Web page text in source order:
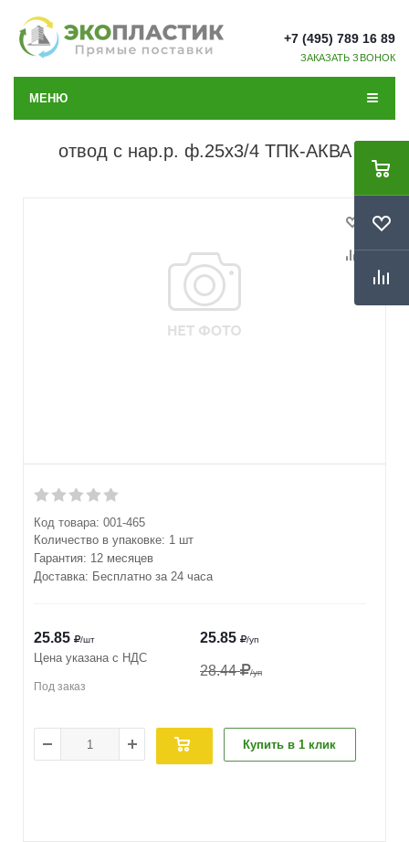
+7 (495) 789 16 89
ЗАКАЗАТЬ ЗВОНОК
МЕНЮ
отвод с нар.р. ф.25х3/4 ТПК-АКВА
Код товара: 001-465
Количество в упаковке: 1 шт
Гарантия: 12 месяцев
Доставка: Бесплатно за 24 часа
25.85 /уп
28.44 /уп
25.85 /шт
Цена указана с НДС
Под заказ
Купить в 1 клик